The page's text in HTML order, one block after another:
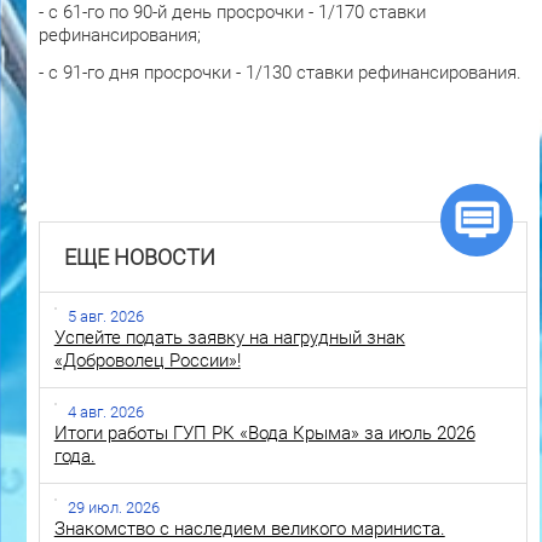
- с 61-го по 90-й день просрочки - 1/170 ставки
рефинансирования;
- с 91-го дня просрочки - 1/130 ставки рефинансирования.
ЕЩЕ НОВОСТИ
5 авг. 2026
Успейте подать заявку на нагрудный знак
«Доброволец России»!
4 авг. 2026
Итоги работы ГУП РК «Вода Крыма» за июль 2026
года.
29 июл. 2026
Знакомство с наследием великого мариниста.